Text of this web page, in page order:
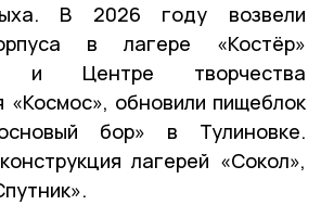
В 2026 году возвели
в лагере «Костёр»
и Центре творчества
«Космос», обновили пищеблок
бор» в Тулиновке.
лагерей «Сокол»,